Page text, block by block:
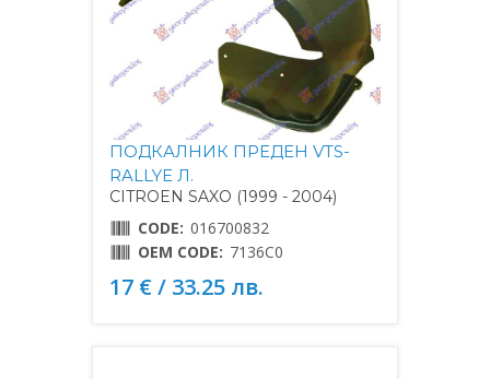
ПОДКАЛНИК ПРЕДЕН VTS-
RALLYE Л.
CITROEN SAXO (1999 - 2004)
CODE: 016700832
OEM CODE: 7136C0
17 € / 33.25 лв.